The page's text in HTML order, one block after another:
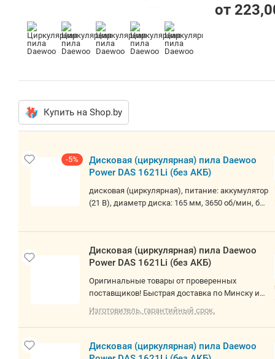
от
Купить на Shop.by
-5%
Дисковая (циркулярная) пила Daewoo
Power DAS 1621Li (без АКБ)
дисковая (циркулярная), питание: аккумулятор
(21 В), диаметр диска: 165 мм, 3650 об/мин, без
Дисковая (циркулярная) пила Daewoo
Power DAS 1621Li (без АКБ)
Оригинальные товары от проверенных
поставщиков! Быстрая доставка по Минску и
РБ. О товаре: дисковая (циркулярная), питание:
аккумулятор (21 В), диаметр диска: 165 мм,
3650 об/мин, без аккумулятора в комплекте
Изготовитель, гарантийный срок.
Дисковая (циркулярная) пила Daewoo